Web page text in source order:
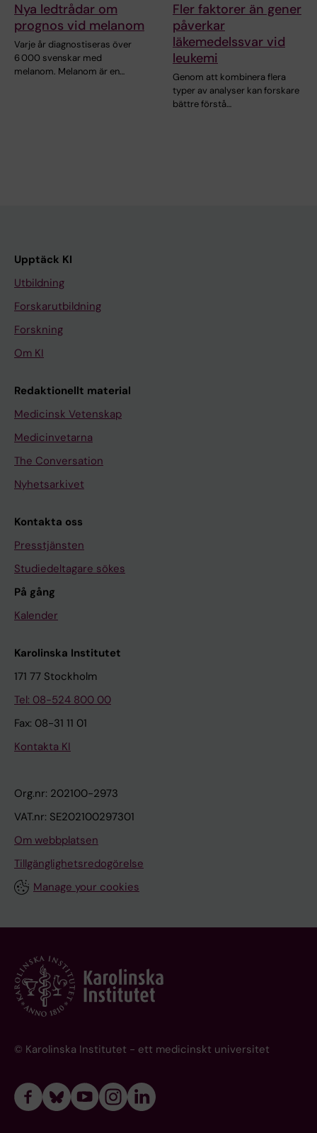
Nya ledtrådar om
prognos vid melanom
Varje år diagnostiseras över
6 000 svenskar med
melanom. Melanom är en…
Fler faktorer än gener
påverkar
läkemedelssvar vid
leukemi
Genom att kombinera flera
typer av analyser kan forskare
bättre förstå…
Upptäck KI
Utbildning
Forskarutbildning
Forskning
Om KI
Redaktionellt material
Medicinsk Vetenskap
Medicinvetarna
The Conversation
Nyhetsarkivet
Kontakta oss
Presstjänsten
Studiedeltagare sökes
På gång
Kalender
Karolinska Institutet
171 77 Stockholm
Tel: 08-524 800 00
Fax: 08-31 11 01
Kontakta KI
Org.nr: 202100-2973
VAT.nr: SE202100297301
Om webbplatsen
Tillgänglighetsredogörelse
Manage your cookies
© Karolinska Institutet - ett medicinskt universitet